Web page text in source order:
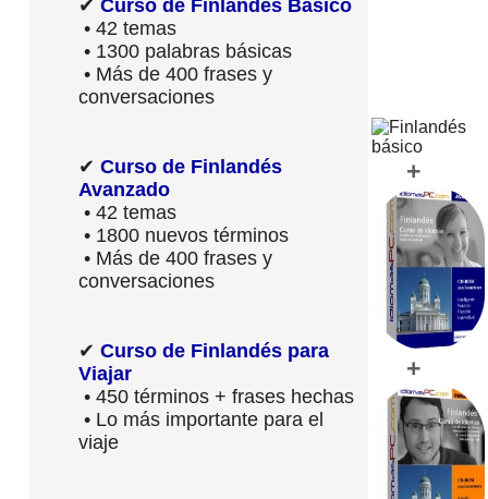
✔ Curso de Finlandés Básico
• 42 temas
• 1300 palabras básicas
• Más de 400 frases y
conversaciones
✔ Curso de Finlandés
Avanzado
• 42 temas
• 1800 nuevos términos
• Más de 400 frases y
conversaciones
✔ Curso de Finlandés para
Viajar
• 450 términos + frases hechas
• Lo más importante para el
viaje
+
+